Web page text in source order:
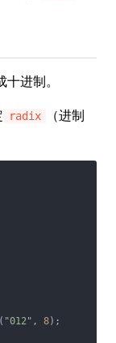
进制。
radix
（进制
"012" , 8);